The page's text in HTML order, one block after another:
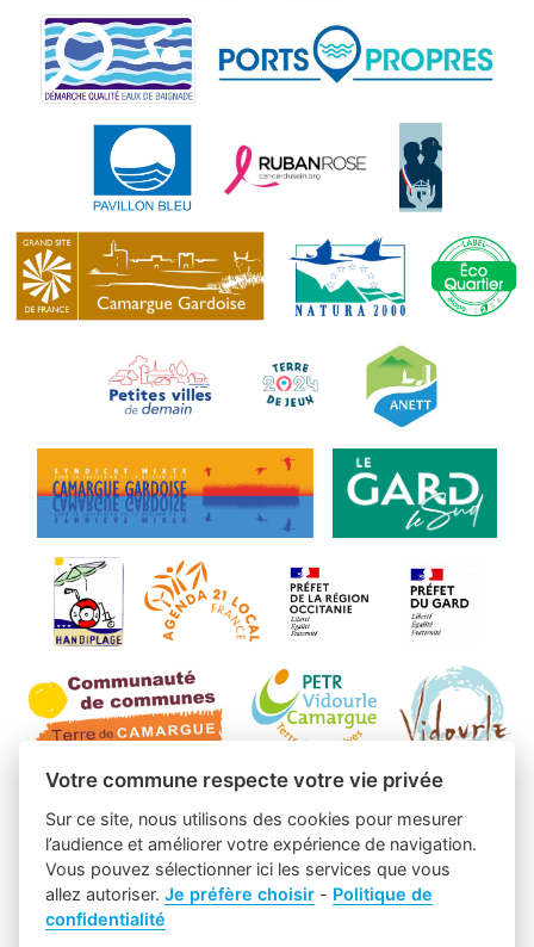
Votre commune respecte votre vie privée
Sur ce site, nous utilisons des cookies pour mesurer
l’audience et améliorer votre expérience de navigation.
Vous pouvez sélectionner ici les services que vous
allez autoriser.Je préfère choisir - Politique de
confidentialité